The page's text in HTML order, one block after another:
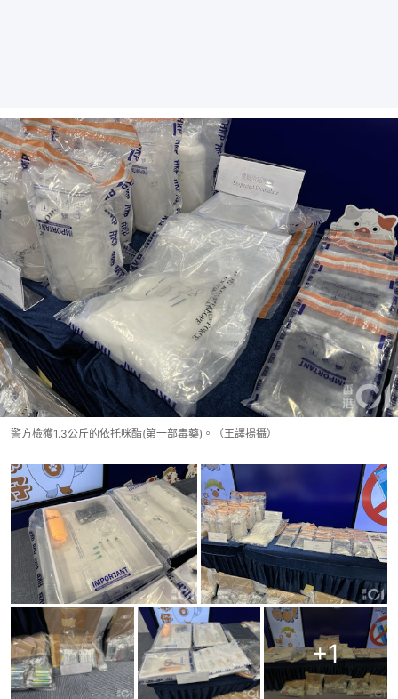
警方檢獲1.3公斤的依托咪酯(第一部毒藥)。（王譯揚攝）
+1